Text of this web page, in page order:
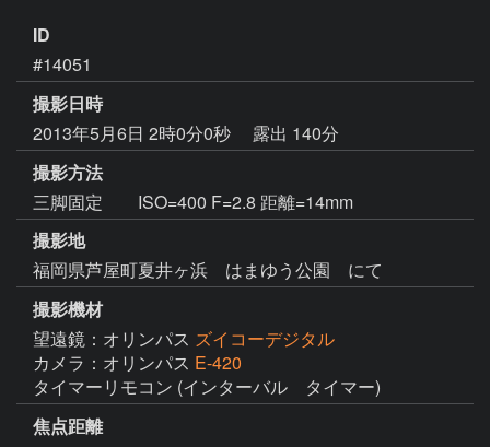
ID
#14051
撮影日時
2013年5月6日 2時0分0秒
露出 140分
撮影方法
三脚固定 ISO=400 F=2.8 距離=14mm
撮影地
福岡県芦屋町夏井ヶ浜 はまゆう公園 にて
撮影機材
望遠鏡：オリンパス ズイコーデジタル
カメラ：オリンパス E-420
タイマーリモコン (インターバル　タイマー)
焦点距離